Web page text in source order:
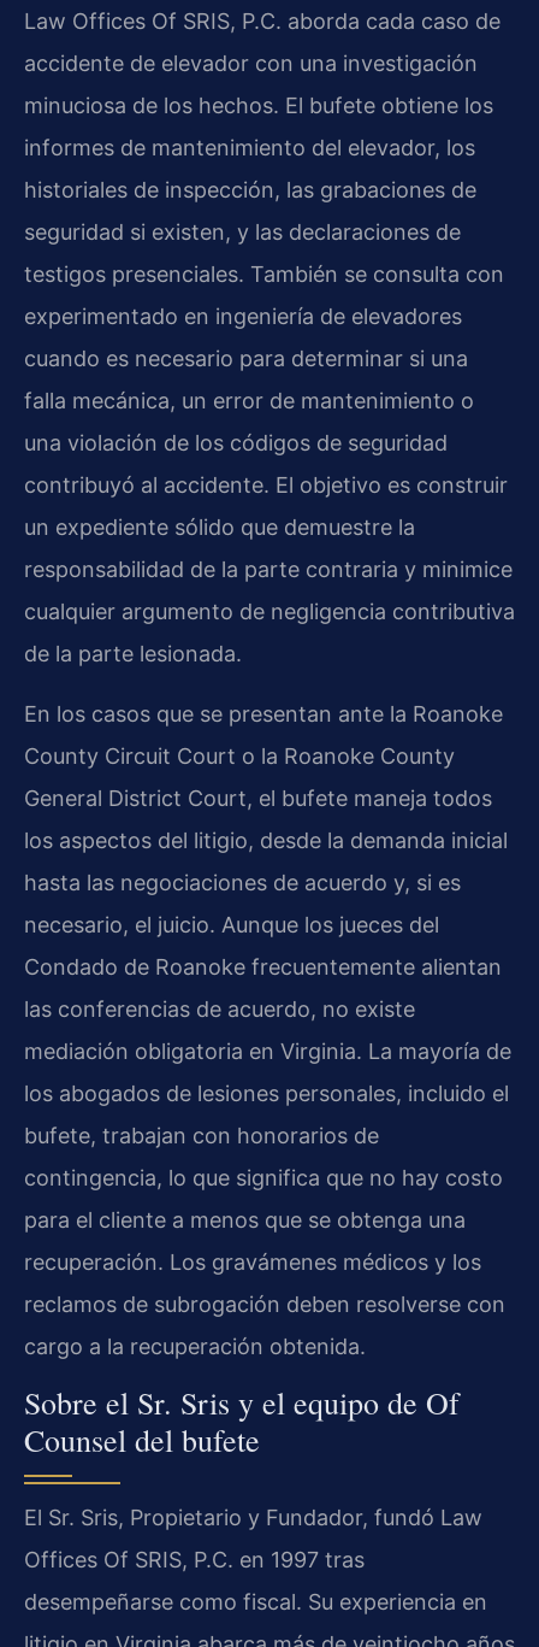
Law Offices Of SRIS, P.C. aborda cada caso de
accidente de elevador con una investigación
minuciosa de los hechos. El bufete obtiene los
informes de mantenimiento del elevador, los
historiales de inspección, las grabaciones de
seguridad si existen, y las declaraciones de
testigos presenciales. También se consulta con
experimentado en ingeniería de elevadores
cuando es necesario para determinar si una
falla mecánica, un error de mantenimiento o
una violación de los códigos de seguridad
contribuyó al accidente. El objetivo es construir
un expediente sólido que demuestre la
responsabilidad de la parte contraria y minimice
cualquier argumento de negligencia contributiva
de la parte lesionada.
En los casos que se presentan ante la Roanoke
County Circuit Court o la Roanoke County
General District Court, el bufete maneja todos
los aspectos del litigio, desde la demanda inicial
hasta las negociaciones de acuerdo y, si es
necesario, el juicio. Aunque los jueces del
Condado de Roanoke frecuentemente alientan
las conferencias de acuerdo, no existe
mediación obligatoria en Virginia. La mayoría de
los abogados de lesiones personales, incluido el
bufete, trabajan con honorarios de
contingencia, lo que significa que no hay costo
para el cliente a menos que se obtenga una
recuperación. Los gravámenes médicos y los
reclamos de subrogación deben resolverse con
cargo a la recuperación obtenida.
Sobre el Sr. Sris y el equipo de Of
Counsel del bufete
El Sr. Sris, Propietario y Fundador, fundó Law
Offices Of SRIS, P.C. en 1997 tras
desempeñarse como fiscal. Su experiencia en